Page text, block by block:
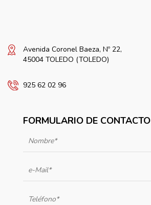
Avenida Coronel Baeza, Nº 22,
45004 TOLEDO (TOLEDO)
925 62 02 96
FORMULARIO DE CONTACTO